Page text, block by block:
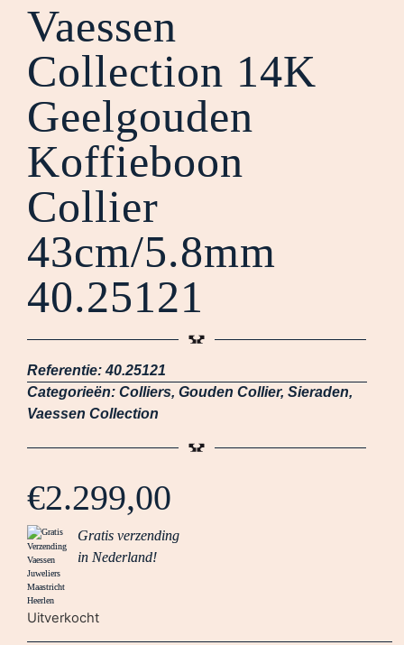
Vaessen
Collection 14K
Geelgouden
Koffieboon
Collier
43cm/5.8mm
40.25121
Referentie:40.25121
Categorieën: Colliers, Gouden Collier, Sieraden,
Vaessen Collection
€2.299,00
Gratis verzending
in Nederland!
Uitverkocht